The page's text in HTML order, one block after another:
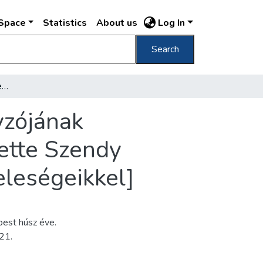
Statistics About us Log In
Search
[Don Pierro Colonna herceg, Róma kormányzójának látogatása Budapesten, 1939. május] [mellette Szendy Károly polgármester, da Vinci olasz követ feleségeikkel]
Szendy
húsz éve.